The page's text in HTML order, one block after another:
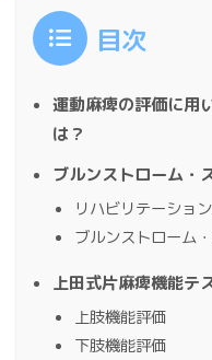
目次
運動麻痺の評価に用
は？
ブルンストローム・
リハビリテーショ
ブルンストローム
上田式片麻痺機能テ
上肢機能評価
下肢機能評価